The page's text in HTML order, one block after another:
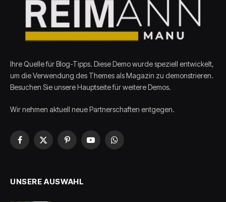
Ihre Quelle für Blog-Tipps. Diese Demo wurde speziell entwickelt,
um die Verwendung des Themes als Magazin zu demonstrieren.
Besuchen Sie unsere Hauptseite für weitere Demos.
Wir nehmen aktuell neue Partnerschaften entgegen.
Facebook
X
PinterestYouTubeWhatsApp
UNSERE AUSWAHL